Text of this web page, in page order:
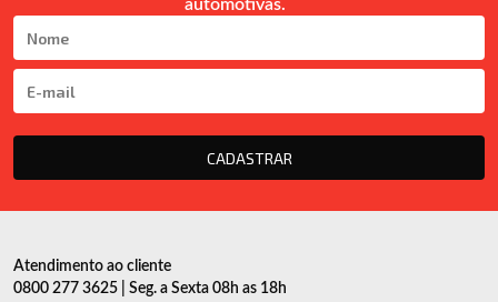
automotivas.
CADASTRAR
Atendimento ao cliente
0800 277 3625 | Seg. a Sexta 08h as 18h